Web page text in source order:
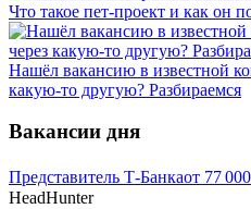
Что такое пет-проект и как он
Нашёл вакансию в известной
какую-то другую? Разбираемся
Вакансии дня
Представитель Т-Банкаот 77 000
HeadHunter